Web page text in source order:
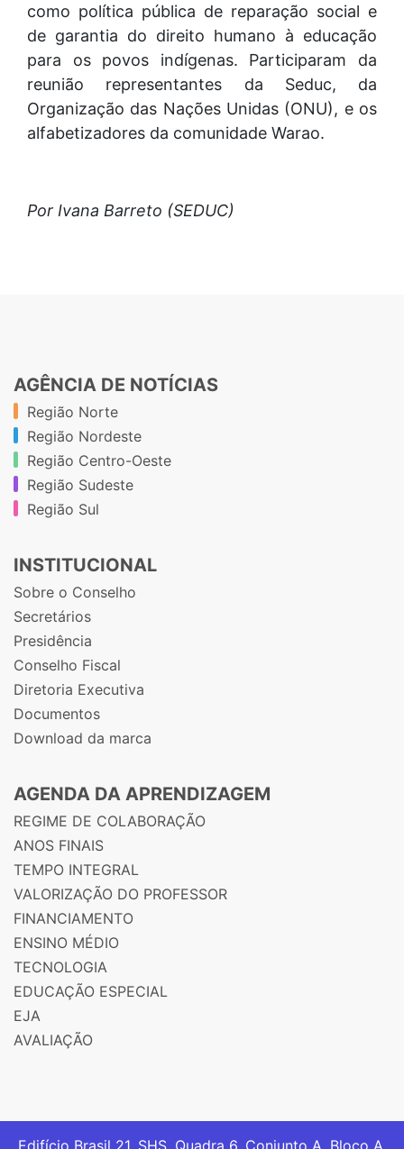
como política pública de reparação social e
de garantia do direito humano à educação
para os povos indígenas. Participaram da
reunião representantes da Seduc, da
Organização das Nações Unidas (ONU), e os
alfabetizadores da comunidade Warao.
Por Ivana Barreto (SEDUC)
AGÊNCIA DE NOTÍCIAS
Região Norte
Região Nordeste
Região Centro-Oeste
Região Sudeste
Região Sul
INSTITUCIONAL
Sobre o Conselho
Secretários
Presidência
Conselho Fiscal
Diretoria Executiva
Documentos
Download da marca
AGENDA DA APRENDIZAGEM
REGIME DE COLABORAÇÃO
ANOS FINAIS
TEMPO INTEGRAL
VALORIZAÇÃO DO PROFESSOR
FINANCIAMENTO
ENSINO MÉDIO
TECNOLOGIA
EDUCAÇÃO ESPECIAL
EJA
AVALIAÇÃO
Edifício Brasil 21. SHS, Quadra 6, Conjunto A, Bloco A,